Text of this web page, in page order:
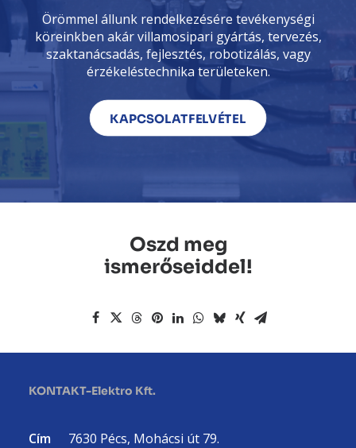
Örömmel állunk rendelkezésére tevékenységi
köreinkben akár villamosipari gyártás, tervezés,
szaktanácsadás, fejlesztés, robotizálás, vagy
érzékeléstechnika területeken.
KAPCSOLATFELVÉTEL
Oszd meg
ismerőseiddel!
KONTAKT-Elektro Kft.
Cím
7630 Pécs, Mohácsi út 79.